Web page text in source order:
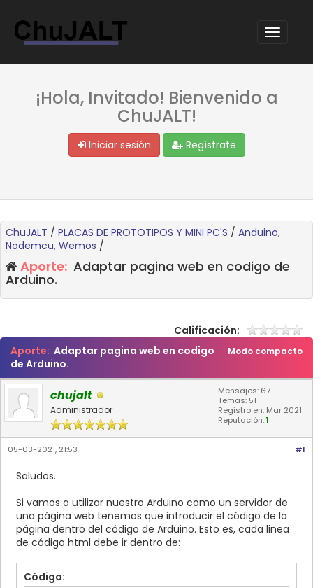
¡Hola, Invitado! Bienvenido a
ChuJALT!
Iniciar sesión Regístrate
ChuJALT / PLACAS DE PROTOTIPOS Y MINI PC'S / Anduino,
Nodemcu, Wemos /
Aporte: Adaptar pagina web en codigo de
Arduino.
Calificación:
Modo compacto
Aporte: Adaptar pagina web en codigo
de Arduino.
chujalt
Administrador
Mensajes: 67
Temas: 51
Registro en: Mar 2021
Reputación:1
#1
05-03-2021, 21:53
Saludos.
Si vamos a utilizar nuestro Arduino como un servidor de
una página web tenemos que introducir el código de la
página dentro del código de Arduino. Esto es, cada linea
de código html debe ir dentro de:
Código: